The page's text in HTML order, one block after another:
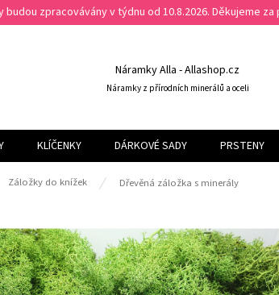
budou zpracovávány v týdnu od 10.8.2026. Děkujeme
Náramky Alla - Allashop.cz
Náramky z přírodních minerálů a oceli
KLÍČENKY DÁRKOVÉ SADY PRSTENY
Záložky do knížek Dřevěná záložka s minerály